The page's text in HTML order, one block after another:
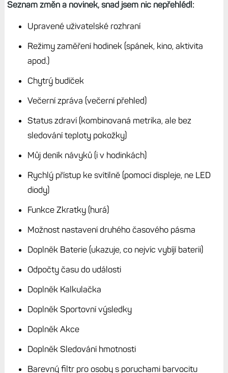
Seznam změn a novinek, snad jsem nic nepřehlédl:
Upravené uživatelské rozhraní
Režimy zaměření hodinek (spánek, kino, aktivita
apod.)
Chytrý budíček
Večerní zpráva (večerní přehled)
Status zdraví (kombinovaná metrika, ale bez
sledování teploty pokožky)
Můj deník návyků (i v hodinkách)
Rychlý přístup ke svítilně (pomocí displeje, ne LED
diody)
Funkce Zkratky (hurá)
Možnost nastavení druhého časového pásma
Doplněk Baterie (ukazuje, co nejvíc vybíjí baterii)
Odpočty času do události
Doplněk Kalkulačka
Doplněk Sportovní výsledky
Doplněk Akce
Doplněk Sledování hmotnosti
Barevný filtr pro osoby s poruchami barvocitu